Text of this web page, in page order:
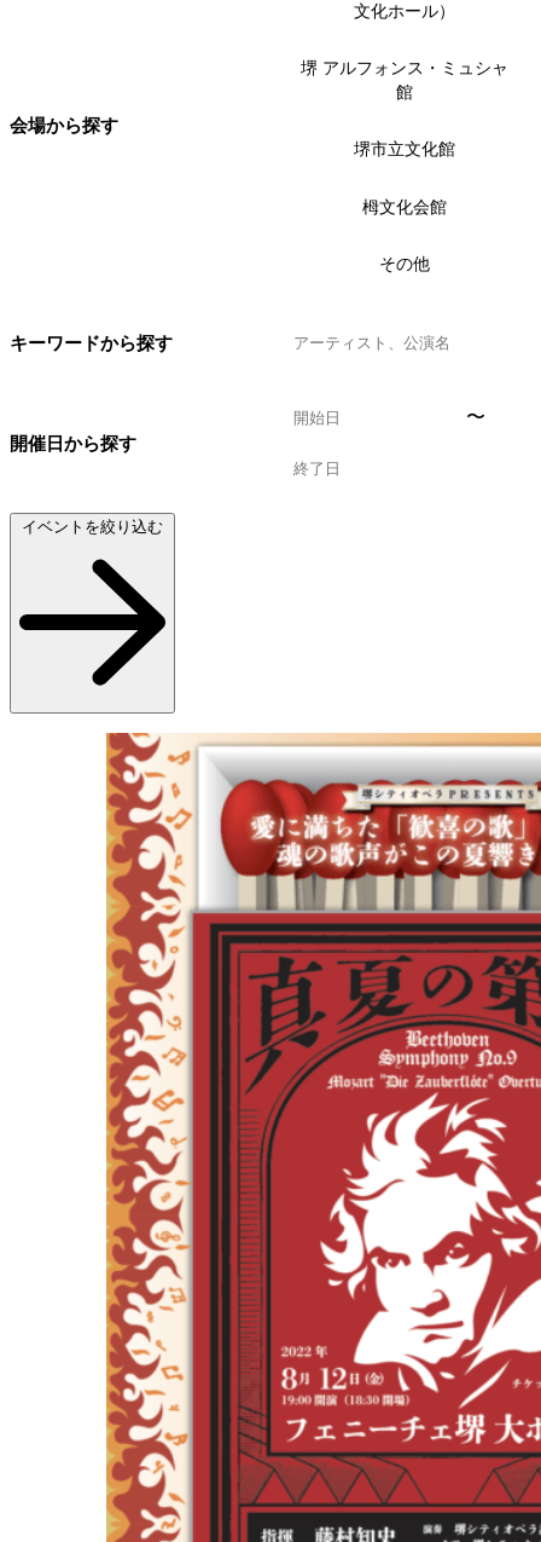
会場から探す
文化ホール）
堺 アルフォンス・ミュシャ
館
堺市立文化館
栂文化会館
その他
キーワードから探す
開催日から探す
〜
イベントを絞り込む